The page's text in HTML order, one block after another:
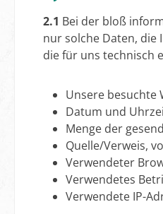
2.1 Bei der bloß
nur solche Daten, die
die für uns technisch
Unsere besuchte
Datum und
Menge der
Quelle/Verweis,
Verwendeter
Verwendetes
Verwendete IP-